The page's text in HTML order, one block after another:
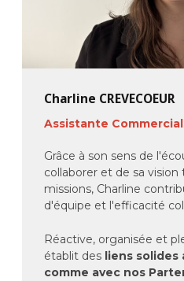
Charline CREVECOEUR
Assistante
Grâce à son sens de
collaborer et de sa vision
missions, Charline
d'équipe et l'efficacité
Réactive, organisée et
établit des liens solides
comme avec nos